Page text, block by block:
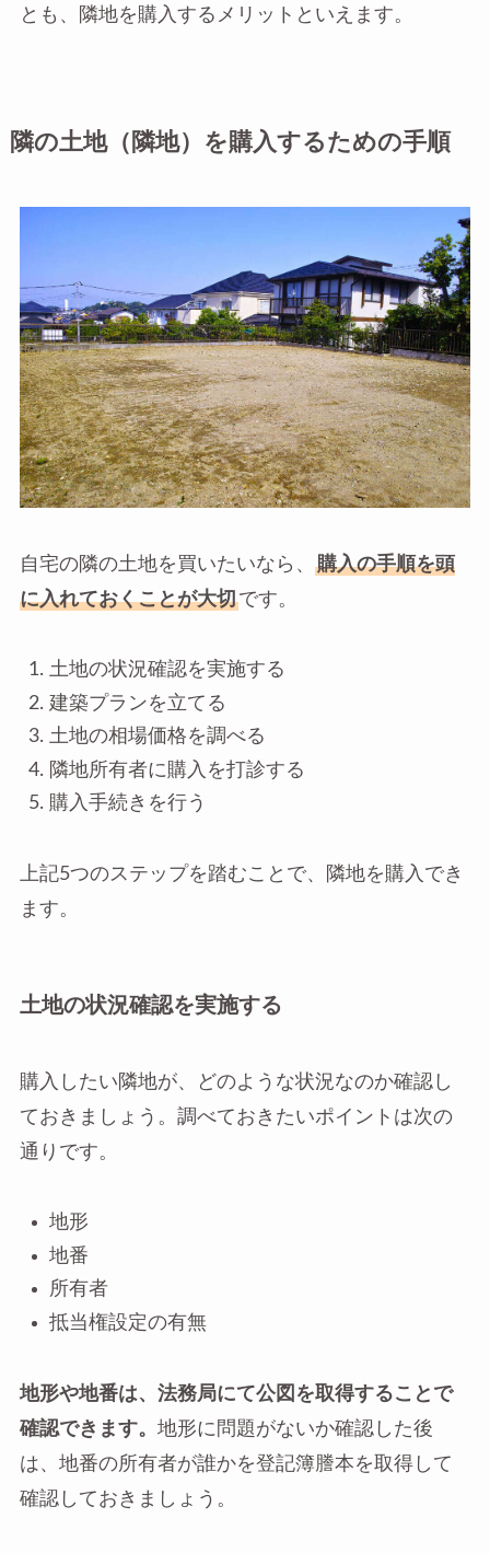
とも、隣地を購入するメリットといえます。
隣の土地（隣地）を購入するための手順
自宅の隣の土地を買いたいなら、
購入の手順を頭
に入れておくことが大切です。
土地の状況確認を実施する
建築プランを立てる
土地の相場価格を調べる
隣地所有者に購入を打診する
購入手続きを行う
上記5つのステップを踏むことで、隣地を購入でき
ます。
土地の状況確認を実施する
購入したい隣地が、どのような状況なのか確認し
ておきましょう。調べておきたいポイントは次の
通りです。
地形
地番
所有者
抵当権設定の有無
地形や地番は、法務局にて公図を取得することで
確認できます。 地形に問題がないか確認した後
は、地番の所有者が誰かを登記簿謄本を取得して
確認しておきましょう。